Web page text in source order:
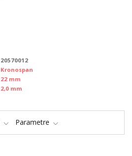
20570012
Kronospan
22 mm
2,0 mm
Parametre